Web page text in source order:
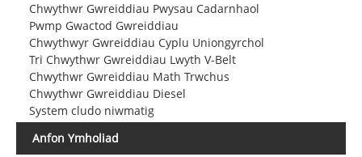
Chwythwr Gwreiddiau Pwysau Cadarnhaol
Pwmp Gwactod Gwreiddiau
Chwythwyr Gwreiddiau Cyplu Uniongyrchol
Tri Chwythwr Gwreiddiau Lwyth V-Belt
Chwythwr Gwreiddiau Math Trwchus
Chwythwr Gwreiddiau Diesel
System cludo niwmatig
Anfon Ymholiad